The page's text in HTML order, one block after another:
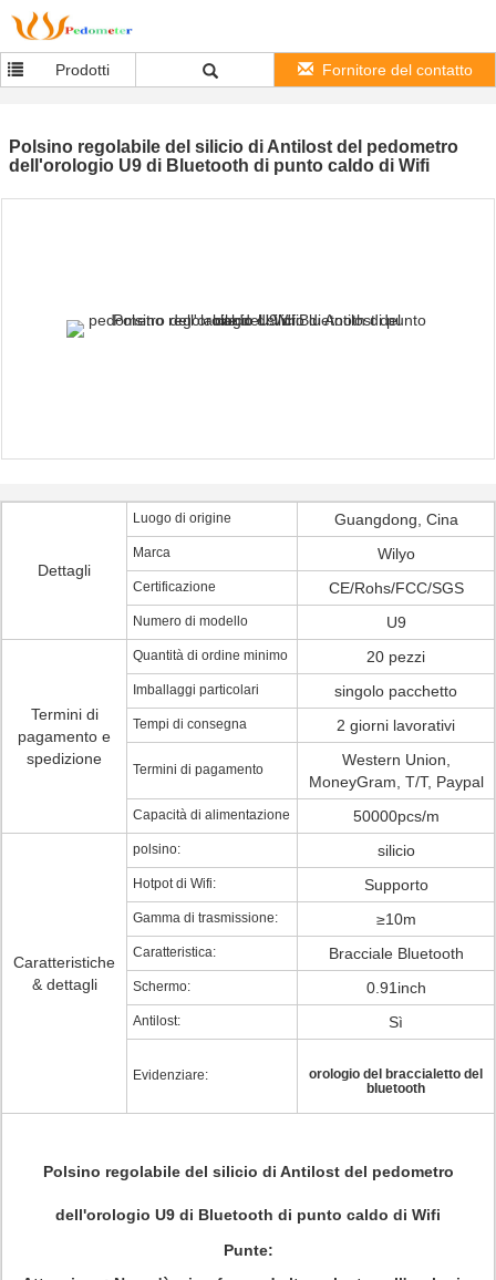
Prodotti Fornitore del contatto
Polsino regolabile del silicio di Antilost del pedometro
dell'orologio U9 di Bluetooth di punto caldo di Wifi
Dettagli
Luogo di origine Guangdong, Cina
Marca Wilyo
Certificazione CE/Rohs/FCC/SGS
Numero di modello U9
Termini di
pagamento e
spedizione
Quantità di ordine minimo 20 pezzi
Imballaggi particolari singolo pacchetto
Tempi di consegna 2 giorni lavorativi
Termini di pagamento
Western Union,
MoneyGram, T/T, Paypal
Capacità di alimentazione 50000pcs/m
Caratteristiche
& dettagli
polsino: silicio
Hotpot di Wifi: Supporto
Gamma di trasmissione: ≥10m
Caratteristica: Bracciale Bluetooth
Schermo: 0.91inch
Antilost: Sì
Evidenziare:
orologio del braccialetto del
bluetooth
Polsino regolabile del silicio di Antilost del pedometro
dell'orologio U9 di Bluetooth di punto caldo di Wifi
Punte: